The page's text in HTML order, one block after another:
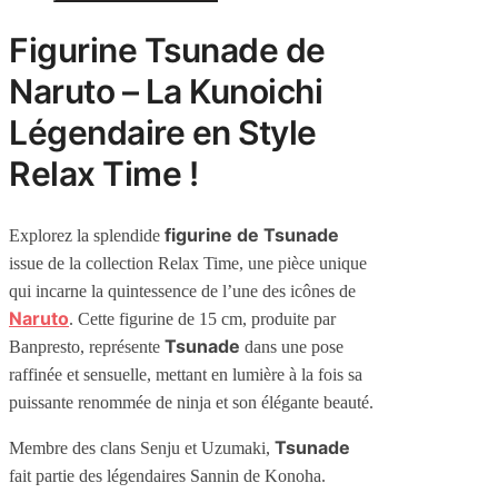
Figurine Tsunade de
Naruto – La Kunoichi
Légendaire en Style
Relax Time !
Explorez la splendide figurine de Tsunade
issue de la collection Relax Time, une pièce unique
qui incarne la quintessence de l’une des icônes de
Naruto. Cette figurine de 15 cm, produite par
Banpresto, représente Tsunade dans une pose
raffinée et sensuelle, mettant en lumière à la fois sa
puissante renommée de ninja et son élégante beauté.
Membre des clans Senju et Uzumaki, Tsunade
fait partie des légendaires Sannin de Konoha.